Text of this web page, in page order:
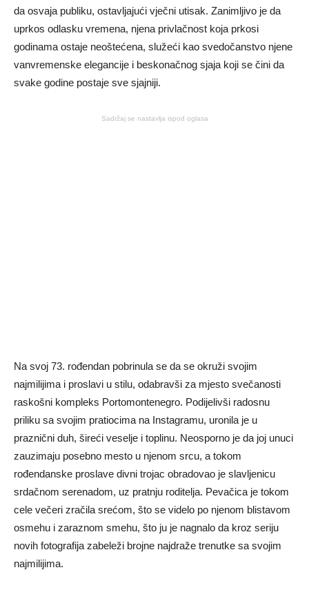
da osvaja publiku, ostavljajući vječni utisak. Zanimljivo je da
uprkos odlasku vremena, njena privlačnost koja prkosi
godinama ostaje neoštećena, služeći kao svedočanstvo njene
vanvremenske elegancije i beskonačnog sjaja koji se čini da
svake godine postaje sve sjajniji.
Sadržaj se nastavlja ispod oglasa
Na svoj 73. rođendan pobrinula se da se okruži svojim
najmilijima i proslavi u stilu, odabravši za mjesto svečanosti
raskošni kompleks Portomontenegro. Podijelivši radosnu
priliku sa svojim pratiocima na Instagramu, uronila je u
praznični duh, šireći veselje i toplinu. Neosporno je da joj unuci
zauzimaju posebno mesto u njenom srcu, a tokom
rođendanske proslave divni trojac obradovao je slavljenicu
srdačnom serenadom, uz pratnju roditelja. Pevačica je tokom
cele večeri zračila srećom, što se videlo po njenom blistavom
osmehu i zaraznom smehu, što ju je nagnalo da kroz seriju
novih fotografija zabeleži brojne najdraže trenutke sa svojim
najmilijima.